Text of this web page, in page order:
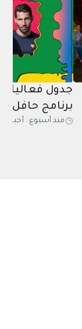
جدول
برنامج حافل
منذ أسبوع . أخبار